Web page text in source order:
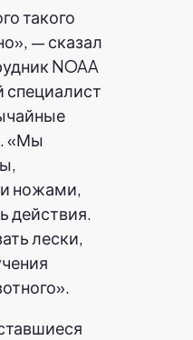
такого
— сказал
NOAA
специалист
«Мы
ножами,
действия.
лески,